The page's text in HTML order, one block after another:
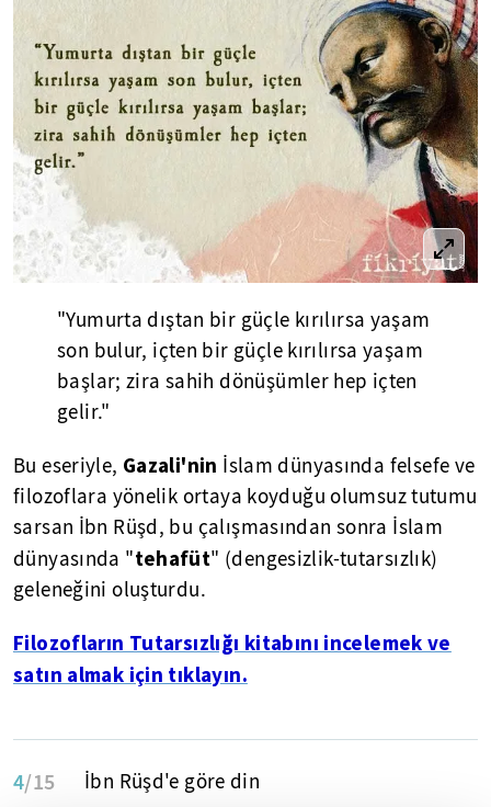
"Yumurta dıştan bir güçle kırılırsa yaşam
son bulur, içten bir güçle kırılırsa yaşam
başlar; zira sahih dönüşümler hep içten
gelir."
Bu eseriyle, Gazali'nin İslam dünyasında felsefe ve
filozoflara yönelik ortaya koyduğu olumsuz tutumu
sarsan İbn Rüşd, bu çalışmasından sonra İslam
dünyasında "tehafüt" (dengesizlik-tutarsızlık)
geleneğini oluşturdu.
Filozofların Tutarsızlığı kitabını incelemek ve
satın almak için tıklayın.
4/15 İbn Rüşd'e göre din